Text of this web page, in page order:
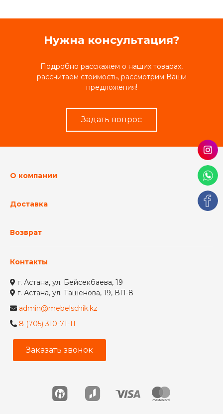
Нужна консультация?
Подробно расскажем о наших товарах,
рассчитаем стоимость, рассмотрим Ваши
предложения!
Задать вопрос
О компании
Доставка
Возврат
Контакты
г. Астана, ул. Бейсекбаева, 19
г. Астана, ул. Ташенова, 19, ВП-8
admin@mebelschik.kz
8 (705) 310-71-11
Заказать звонок